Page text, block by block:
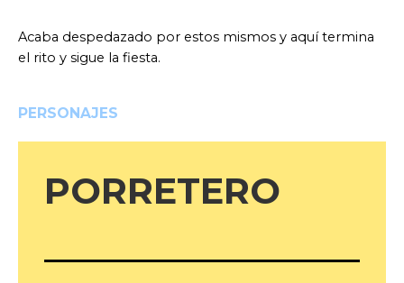
Acaba despedazado por estos mismos y aquí termina
el rito y sigue la fiesta.
PERSONAJES
PORRETERO